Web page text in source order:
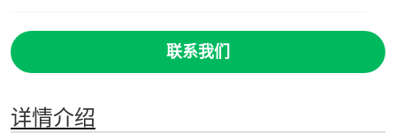
联系我们
详情介绍